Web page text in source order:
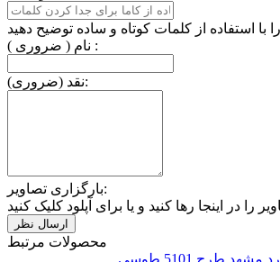
نام ( ضروری ) :
نقد (ضروری):
بارگزاری تصاویر:
محصولات مرتبط